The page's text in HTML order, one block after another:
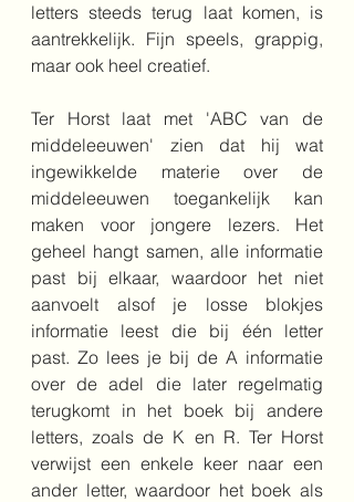
letters steeds terug laat komen, is
aantrekkelijk. Fijn speels, grappig,
maar ook heel creatief.
Ter Horst laat met 'ABC van de
middeleeuwen' zien dat hij wat
ingewikkelde materie over de
middeleeuwen toegankelijk kan
maken voor jongere lezers. Het
geheel hangt samen, alle informatie
past bij elkaar, waardoor het niet
aanvoelt alsof je losse blokjes
informatie leest die bij één letter
past. Zo lees je bij de A informatie
over de adel die later regelmatig
terugkomt in het boek bij andere
letters, zoals de K en R. Ter Horst
verwijst een enkele keer naar een
ander letter, waardoor het boek als